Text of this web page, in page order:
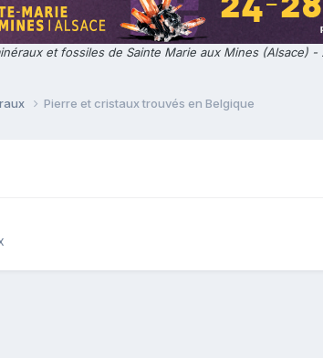
et fossiles de Sainte Marie aux Mines (Alsace)
Pierre et cristaux trouvés en Belgique